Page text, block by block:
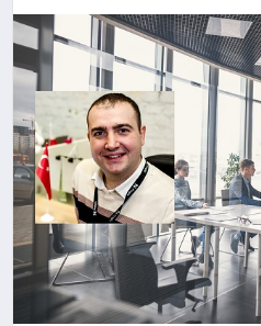
DÜNYA
SIYASET
EĞITIM